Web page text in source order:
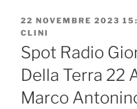
PUBBLICATO
IL
22 NOVEMBRE 2023
CLINI
Spot Radio
Della Terra 22
Marco